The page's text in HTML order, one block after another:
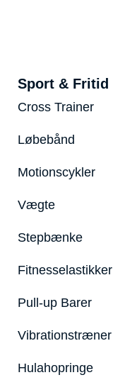
Sport & Fritid
Cross Trainer
Løbebånd
Motionscykler
Vægte
Stepbænke
Fitnesselastikker
Pull-up Barer
Vibrationstræner
Hulahopringe